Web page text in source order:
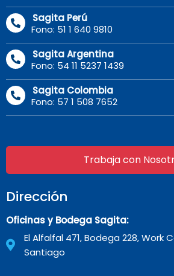
Sagita Perú
Fono: 51 1 640 9810
Sagita Argentina
Fono: 54 11 5237 1439
Sagita Colombia
Fono: 57 1 508 7652
Trabaja con
Dirección
Oficinas y Bodega Sagita:
El Alfalfal 471, Bodega 228, Work
Santiago